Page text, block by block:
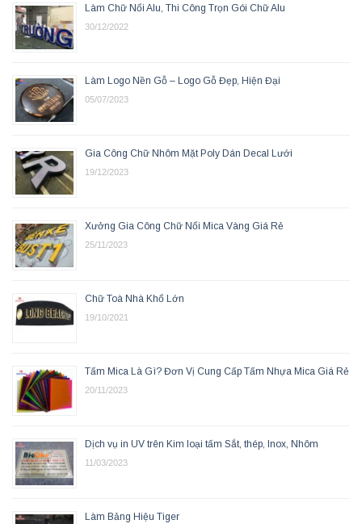
Làm Chữ Nổi Alu, Thi Công Trọn Gói Chữ Alu
30/12/2022
Làm Logo Nền Gỗ – Logo Gỗ Đẹp, Hiện Đại
05/07/2023
Gia Công Chữ Nhôm Mặt Poly Dán Decal Lưới
19/12/2023
Xưởng Gia Công Chữ Nổi Mica Vàng Giá Rẻ
25/11/2023
Chữ Toà Nhà Khổ Lớn
19/10/2021
Tấm Mica Là Gì? Đơn Vị Cung Cấp Tấm Nhựa Mica Giá Rẻ
20/11/2023
Dịch vụ in UV trên Kim loại tấm Sắt, thép, Inox, Nhôm
11/03/2023
Làm Bảng Hiệu Tiger